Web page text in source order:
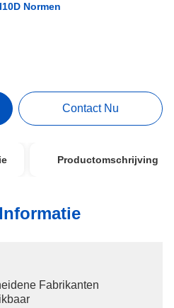
Normen
Contact Nu
Productomschrijving
Fabrikanten